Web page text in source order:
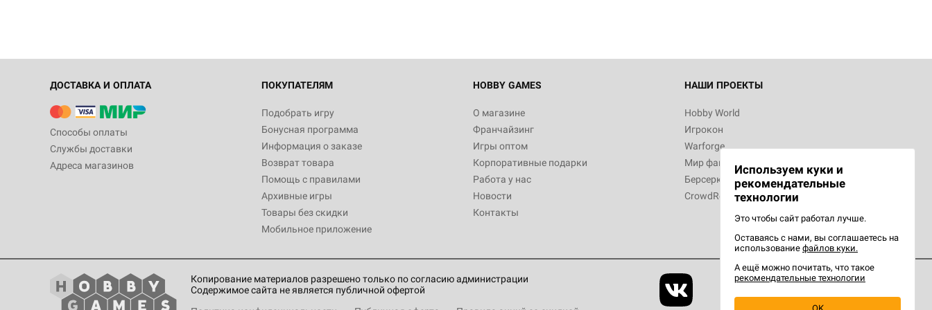
ДОСТАВКА И ОПЛАТА
Способы оплаты
Службы доставки
Адреса магазинов
ПОКУПАТЕЛЯМ
Подобрать игру
Бонусная программа
Информация о заказе
Возврат товара
Помощь с правилами
Архивные игры
Товары без скидки
Мобильное приложение
HOBBY GAMES
О магазине
Франчайзинг
Игры оптом
Корпоративные подарки
Работа у нас
Новости
Контакты
НАШИ ПРОЕКТЫ
Hobby World
Игрокон
Warforge
Мир фантастики
Берсерк
CrowdRepublic
Копирование материалов разрешено только по согласию администрации
Содержимое сайта не является публичной офертой
Используем куки и
рекомендательные
технологии
Это чтобы сайт работал лучше.
Оставаясь с нами, вы соглашаетесь на
использование файлов куки.
А ещё можно почитать, что такое
рекомендательные технологии